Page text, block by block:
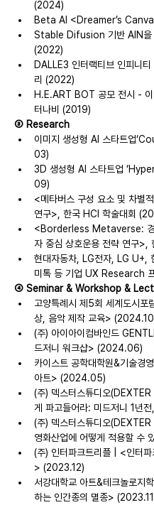
(2024)
Beta AI <Dreamer’s
Stable Difusion 기반 AIN을
(2022)
DALLE3 인터랙티브 인피니
리 (2022)
H.E.ART BOT 공모 전시 -
터나비 (2019)
③ Research
이미지 생성형 AI 스타트업
03)
3D 생성형 AI 스타트업
09)
<메타버스 구성 요소 및 차별
연구>, 한국 HCI 학술대회
<Borderless Metaverse: 경
자 중심 상호운용 전략 연구
현대자동차, LG전자, LG U+,
미톡 등 기업 UX Research
④ Seminar & Workshop &
고양특례시 제5회 세계도시
상, 음악 제작 교육>
(주) 아이아이컴바인드
드저니 워크샵> (2024.06)
카이스트 공학대학원&기술경
아트> (2024.05)
(주) 덱스터스튜디오
게 파고들어라: 미드저니 1년
(주) 덱스터스튜디오
영화산업에 어떻게 적용할 수
(주) 인터파크트리플 | <인터
> (2023.12)
서강대학교 아트&테크놀로
하는 인간종의 멸종>